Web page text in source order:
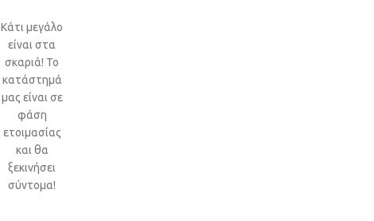
Κάτι μεγάλο
είναι στα
σκαριά! Το
κατάστημά
μας είναι σε
φάση
ετοιμασίας
και θα
ξεκινήσει
σύντομα!